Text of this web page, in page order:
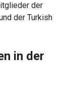
der
der Turkish
in der